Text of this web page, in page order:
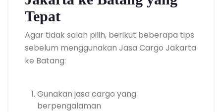
Tepat
Agar tidak salah pilih, berikut beberapa tips
sebelum menggunakan Jasa Cargo Jakarta
ke Batang:
Gunakan jasa cargo yang
berpengalaman